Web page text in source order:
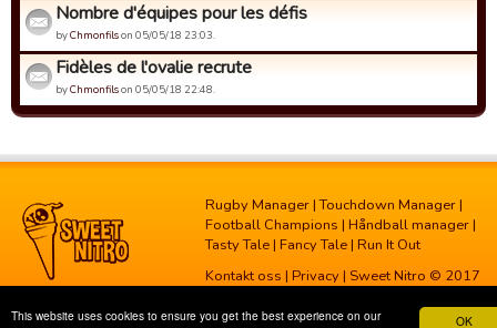
OK
This website uses cookies to ensure you get the best experience on our
Nombre d'équipes pour les défis
byChmonfilson 05/05/18 23:03.
Fidèles de l'ovalie recrute
byChmonfilson 05/05/18 22:48.
Rugby Manager |Touchdown Manager |
Football Champions | Håndball manager |
Tasty Tale | Fancy Tale | Run It Out
Kontakt oss | Privacy | Sweet Nitro © 2017